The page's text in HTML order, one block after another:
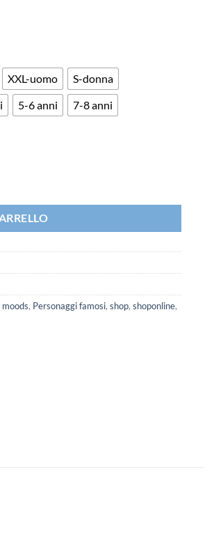
XXL-uomo
S-donna
5-6 anni
7-8 anni
moods, Personaggi famosi,shop,shoponline,